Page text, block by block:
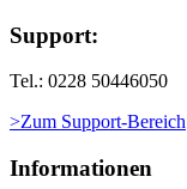
Support:
Tel.: 0228 50446050
>Zum Support-Bereich
Informationen